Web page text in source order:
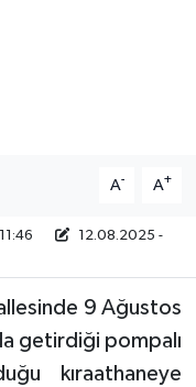
A- A+
12.08.2025 -
9 Ağustos
getirdiği pompalı
kıraathaneye